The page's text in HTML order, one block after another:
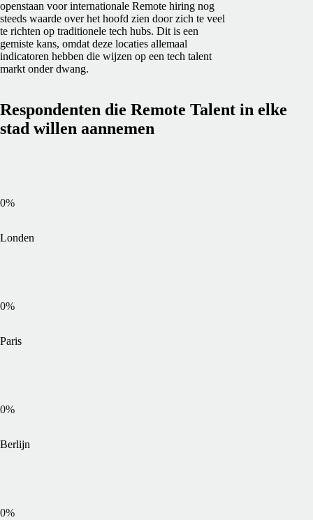
openstaan voor internationale Remote hiring nog
steeds waarde over het hoofd zien door zich te veel
te richten op traditionele tech hubs. Dit is een
gemiste kans, omdat deze locaties allemaal
indicatoren hebben die wijzen op een tech talent
markt onder dwang.
Respondenten die Remote Talent in elke
stad willen aannemen
0%
Londen
0%
Paris
0%
Berlijn
0%